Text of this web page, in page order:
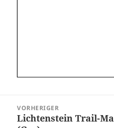
VORHERIGER
Vorheriger
Lichtenstein Trail-